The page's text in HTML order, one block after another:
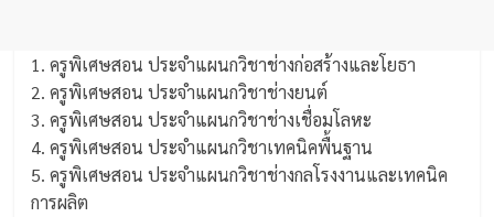
1. ครูพิเศษสอน ประจำแผนกวิชาช่างก่อสร้างและโยธา
2. ครูพิเศษสอน ประจำแผนกวิชาช่างยนต์
3. ครูพิเศษสอน ประจำแผนกวิชาช่างเชื่อมโลหะ
4. ครูพิเศษสอน ประจำแผนกวิชาเทคนิคพื้นฐาน
5. ครูพิเศษสอน ประจำแผนกวิชาช่างกลโรงงานและเทคนิค
การผลิต